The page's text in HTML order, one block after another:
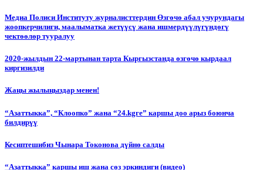
Медиа Полиси Институту журналисттердин Өзгөчө абал учурундагы
жоопкерчилиги, маалыматка жетүүсү жана ишмердүүлүгүндөгү
чектөөлөр тууралуу
2020-жылдын 22-мартынан тарта Кыргызстанда өзгөчө кырдаал
киргизилди
Жаңы жылыңыздар менен!
“Азаттыкка”, “Клоопко” жана “24.kgге” каршы доо арыз боюнча
билдирүү
Кесиптешибиз Чынара Токонова дүйнө салды
“Азаттыкка” каршы иш жана сөз эркиндиги (видео)